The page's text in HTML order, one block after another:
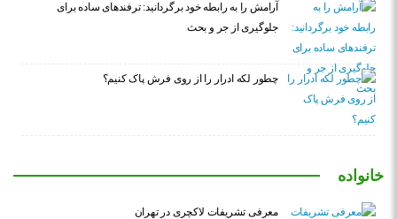
آرامش را به رابطه خود برگردانید: ترفندهای ساده برای
جلوگیری از جر و بحث
چطور لکه ادرار را از روی فرش پاک کنیم؟
خانواده
معرفی تشریفات لاکچری در تهران